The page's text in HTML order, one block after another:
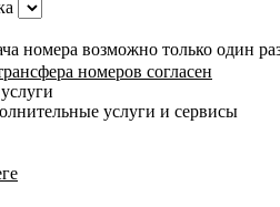
номера возможно только один
номеров согласен
услуги и сервисы